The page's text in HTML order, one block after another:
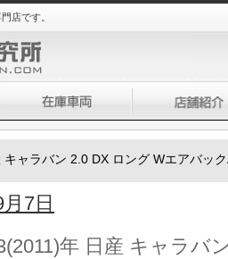
店です。
ャラバン 2.0 DX ロング Wエアバッ
7日
年 日産 キャラバ